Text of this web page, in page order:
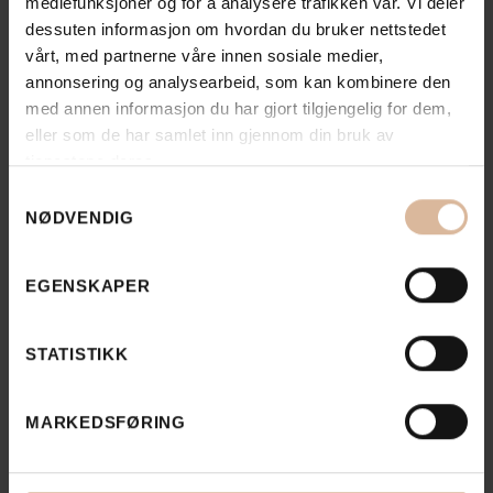
dessuten informasjon om hvordan du bruker nettstedet
vårt, med partnerne våre innen sosiale medier,
annonsering og analysearbeid, som kan kombinere den
med annen informasjon du har gjort tilgjengelig for dem,
eller som de har samlet inn gjennom din bruk av
tjenestene deres.
NØDVENDIG
EGENSKAPER
STATISTIKK
MARKEDSFØRING
prosjekter
Se alle